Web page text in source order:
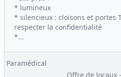
* lumineux
* silencieux : cloisons et portes
respecter la confidentialité
*...
Paramédical
Offre de locaux